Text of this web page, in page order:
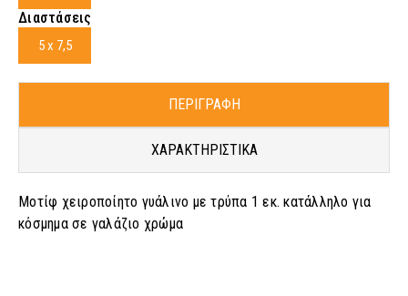
Διαστάσεις
5 x 7,5
ΠΕΡΙΓΡΑΦΗ
ΧΑΡΑΚΤΗΡΙΣΤΙΚΑ
Μοτίφ χειροποίητο γυάλινο με τρύπα 1 εκ. κατάλληλο για
κόσμημα σε γαλάζιο χρώμα